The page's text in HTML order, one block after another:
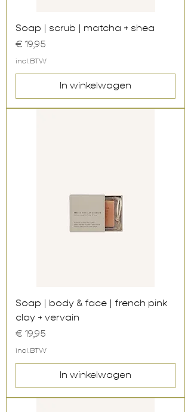
Soap | scrub | matcha + shea
Prijs
€ 19,95
incl.BTW
In winkelwagen
Soap | body & face | french pink
clay + vervain
Prijs
€ 19,95
incl.BTW
In winkelwagen